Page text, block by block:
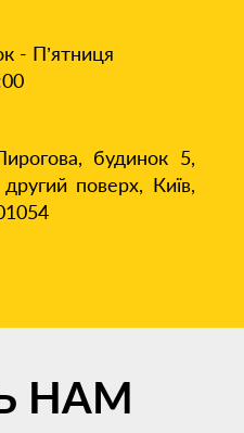
- П’ятниця
будинок 5,
поверх, Київ,
НАМ